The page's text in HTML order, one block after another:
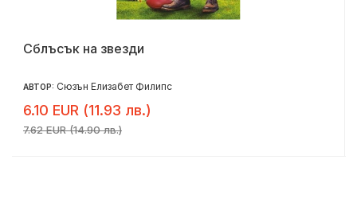
Сблъсък на звезди
АВТОР: Сюзън Елизабет Филипс
6.10 EUR (11.93 лв.)
7.62 EUR (14.90 лв.)